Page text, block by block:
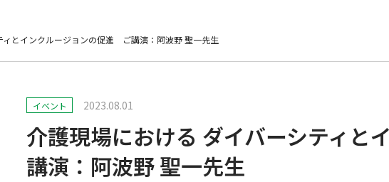
ィとインクルージョンの促進 ご講演：阿波野 聖一先生
イベント 2023.08.01
介護現場における ダイバーシティ
講演：阿波野 聖一先生